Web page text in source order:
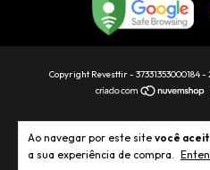
Ao navegar por este site você
a sua experiência de compra.
Copyright Revesttir - 37331353000184